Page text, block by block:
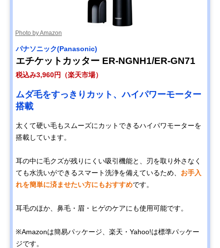
Photo by Amazon
パナソニック(Panasonic)
エチケットカッター ER-NGNH1/ER-GN71
税込み3,960円（楽天市場）
ムダ毛をすっきりカット、ハイパワーモーター
搭載
太くて硬い毛もスムーズにカットできるハイパワモーターを
搭載しています。
耳の中に毛クズが残りにくい吸引機能と、刃を取り外さなく
ても水洗いができるスマート洗浄を備えているため、 お手入
れを簡単に済ませたい方にもおすすめです。
耳毛のほか、鼻毛・眉・ヒゲのケアにも使用可能です。
※Amazonは簡易パッケージ、楽天・Yahoo!は標準パッケー
ジです。